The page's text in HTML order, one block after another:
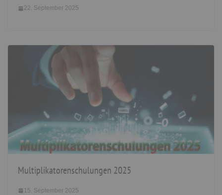
22. September 2025
Multiplikatorenschulungen 2025
15. September 2025